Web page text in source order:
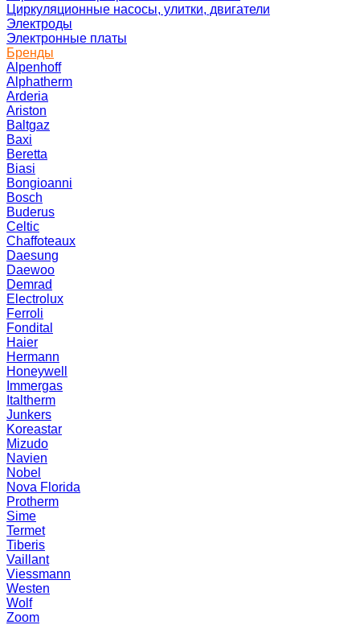
Циркуляционные насосы, улитки, двигатели
Электроды
Электронные платы
Бренды
Alpenhoff
Alphatherm
Arderia
Ariston
Baltgaz
Baxi
Beretta
Biasi
Bongioanni
Bosch
Buderus
Celtic
Chaffoteaux
Daesung
Daewoo
Demrad
Electrolux
Ferroli
Fondital
Haier
Hermann
Honeywell
Immergas
Italtherm
Junkers
Koreastar
Mizudо
Navien
Nobel
Nova Florida
Protherm
Sime
Termet
Tiberis
Vaillant
Viessmann
Westen
Wolf
Zoom